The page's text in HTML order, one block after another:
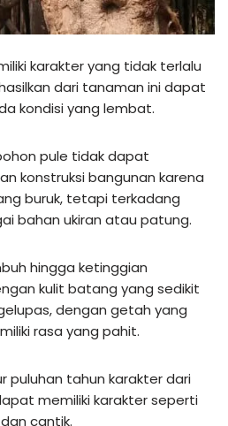
karakter yang tidak terlalu
dari tanaman ini dapat
kondisi yang lembat.
pule tidak dapat
konstruksi bangunan karena
buruk, tetapi terkadang
bahan ukiran atau patung.
hingga ketinggian
kulit batang yang sedikit
dengan getah yang
rasa yang pahit.
puluhan tahun karakter dari
memiliki karakter seperti
cantik.